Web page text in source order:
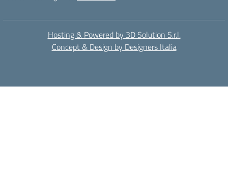
Hosting & Powered by 3D Solution S.r.l.
Concept & Design by Designers Italia